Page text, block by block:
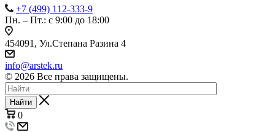
+7 (499) 112-333-9
Пн. – Пт.: с 9:00 до 18:00
454091, Ул.Степана Разина 4
info@arstek.ru
© 2026 Все права защищены.
Найти
0